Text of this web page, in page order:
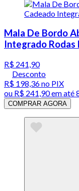
Mala De Bordo
Integrado Rodas
R$ 241,90
Desconto
R$ 198,36no PIX
ou R$ 241,90em até
COMPRAR AGORA